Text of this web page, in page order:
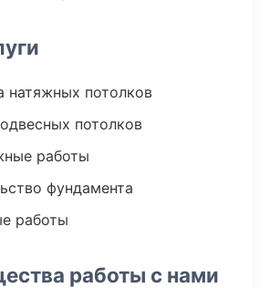
натяжных потолков
потолков
работы
фундамента
работы
работы с нами